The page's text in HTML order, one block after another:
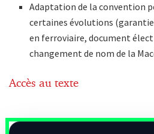
Adaptation de la convention
certaines évolutions
en ferroviaire, document
changement de nom de la
Accès au texte